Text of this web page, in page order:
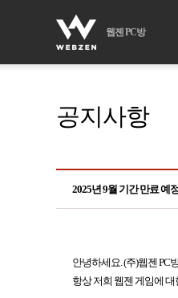
웹젠 PC방
공지사항
2025년 9월 기간 만료 예
안녕하세요. (주)웹젠 PC
항상 저희 웹젠 게임에